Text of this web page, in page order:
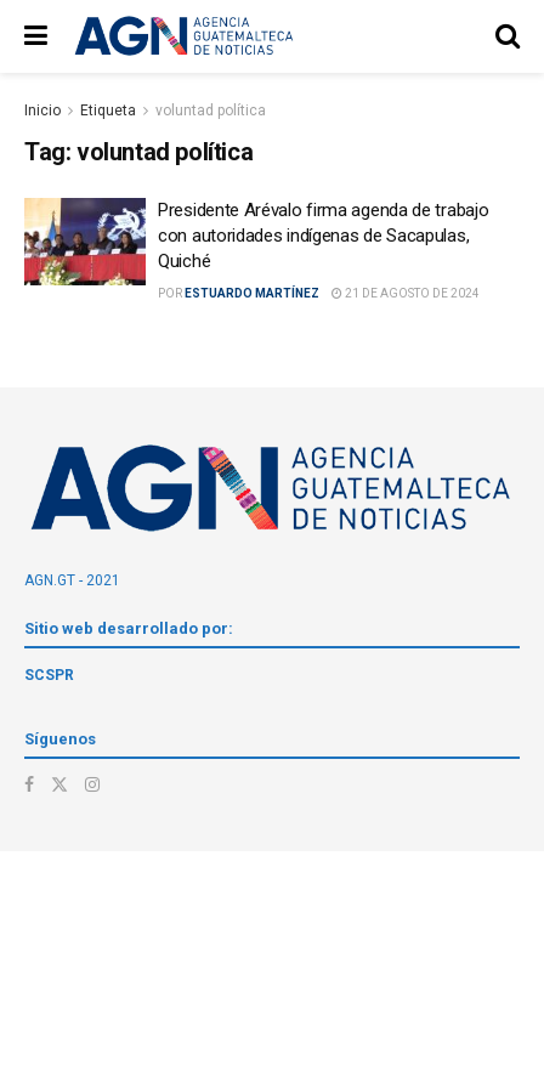
Inicio Etiqueta voluntad política
Tag: voluntad política
Presidente Arévalo firma agenda de trabajo
con autoridades indígenas de Sacapulas,
Quiché
POR ESTUARDO MARTÍNEZ 21 DE AGOSTO DE 2024
AGN.GT - 2021
Sitio web desarrollado por:
SCSPR
Síguenos